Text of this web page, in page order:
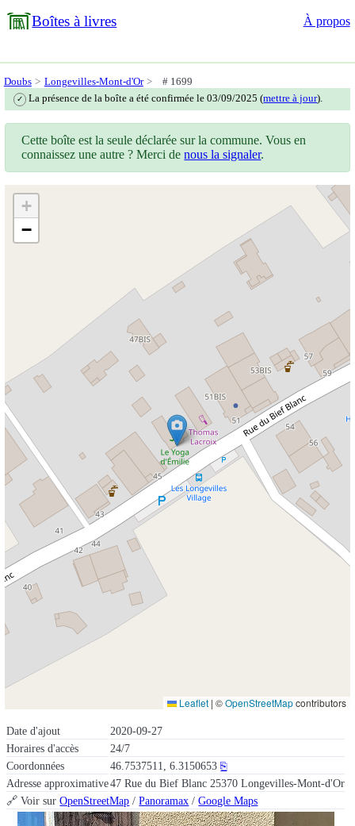
Boîtes à livres À propos
Doubs Longevilles-Mont-d'Or # 1699
✓ La présence de la boîte a été confirmée le 03/09/2025 (mettre à jour).
Date d'ajout
2020-09-27
Horaires d'accès
24/7
Coordonnées
46.7537511, 6.3150653 ⎘
Adresse approximative47 Rue du Bief Blanc 25370 Longevilles-Mont-d'Or
🔗 Voir surOpenStreetMap /Panoramax /Google Maps
Cette boîte est la seule déclarée sur la commune. Vous en
connaissez une autre ? Merci denous la signaler.
+
−
Leaflet | ©OpenStreetMapcontributors